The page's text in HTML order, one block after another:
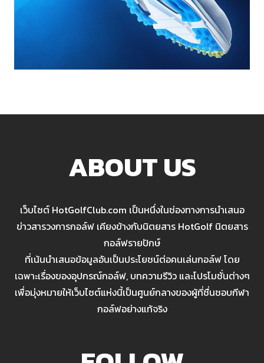
ABOUT US
เว็บไซต์ HotGolfClub.com เป็นหนึ่งในช่องทางการนำเสนอ
ข่าวสารวงการกอล์ฟ เคียงข้างกับนิตยสาร HotGolf นิตยสาร
กอล์ฟรายปักษ์
ที่เน้นนำเสนอข้อมูลอันเป็นประโยชน์ต่อคนเล่นกอล์ฟ โดย
เฉพาะเรื่องของอุปกรณ์กอล์ฟ, บทความรีวิว และโปรโมชั่นต่างๆ
เพื่อมุ่งหมายให้เว็บไซต์แห่งนี้เป็นศูนย์กลางของผู้ที่ชื่นชอบกีฬา
กอล์ฟอย่างแท้จริง